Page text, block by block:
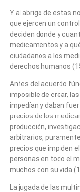
Y al abrigo de estas
que ejercen un
deciden donde y
medicamentos y a
ciudadanos a los
derechos humanos
Antes del acuerdo
imposible de crear,
impedían y daban
precios de los
producción,
arbitrarios,
precios que impiden
personas en todo el
muchos con su vida
La jugada de las